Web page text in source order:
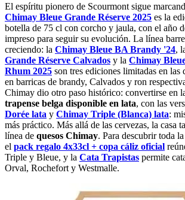
El espíritu pionero de Scourmont sigue
Chimay Bleue Grande Réserve 2025 es la
botella de 75 cl con corcho y jaula, con el año
impreso para seguir su evolución. La línea
creciendo: la Chimay Bleue BA Brandy '24,
Grande Réserve Calvados y la Chimay
Rhum 2025 son tres ediciones limitadas en las
en barricas de brandy, Calvados y ron
Chimay dio otro paso histórico: convertirse en
trapense belga disponible en lata, con las
Dorée lata y Chimay Triple (Blanca) lata:
más práctico. Más allá de las cervezas, la casa
línea de quesos Chimay. Para descubrir toda
el pack regalo 4x33cl + copa cáliz oficial
Triple y Bleue, y la Cata Trapistas permite
Orval, Rochefort y Westmalle.